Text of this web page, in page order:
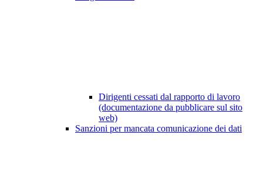
Dirigenti cessati dal rapporto di lavoro
(documentazione da pubblicare sul sito
web)
Sanzioni per mancata comunicazione dei dati